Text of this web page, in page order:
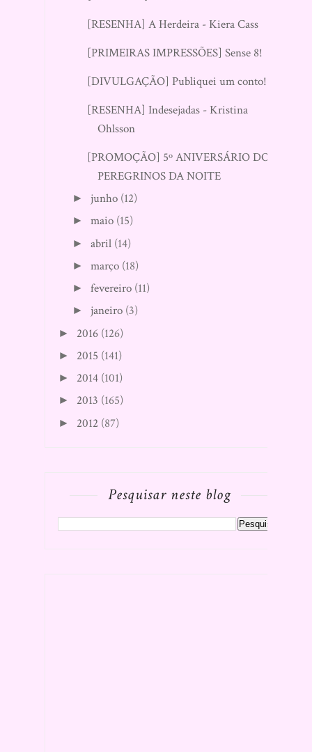
[RESENHA] A Herdeira - Kiera Cass
[PRIMEIRAS IMPRESSÕES] Sense 8!
[DIVULGAÇÃO] Publiquei um conto!
[RESENHA] Indesejadas - Kristina
Ohlsson
[PROMOÇÃO] 5º ANIVERSÁRIO DO
PEREGRINOS DA NOITE
► junho (12)
►maio (15)
►abril (14)
►março (18)
►fevereiro (11)
► janeiro (3)
► 2016 (126)
► 2015 (141)
► 2014 (101)
► 2013 (165)
► 2012 (87)
Pesquisar neste blog